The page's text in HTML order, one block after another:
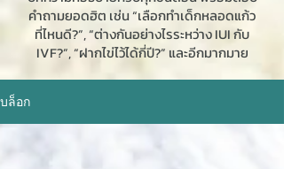
คำถามยอดฮิต เช่น “เลือกทำเด็กหลอดแก้ว
ที่ไหนดี?”, “ต่างกันอย่างไรระหว่าง IUI กับ
IVF?”, “ฝากไข่ไว้ได้กี่ปี?” และอีกมากมาย
บล็อก